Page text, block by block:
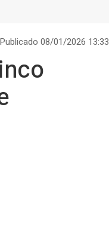
Publicado 08/01/2026 13:33